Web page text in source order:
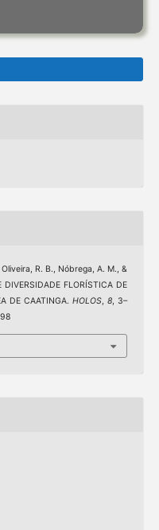
R. B., Nóbrega, A. M., &
FLORÍSTICA DE
DE CAATINGA.HOLOS,8, 3–